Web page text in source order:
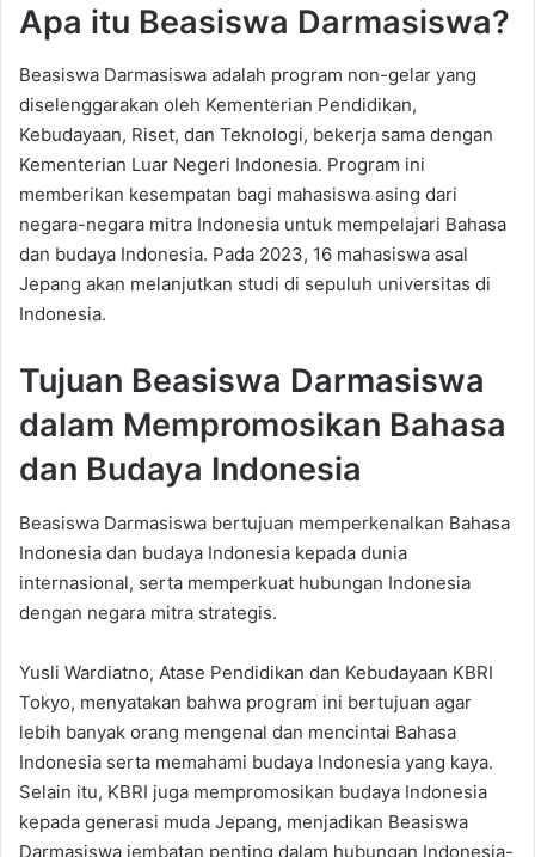
Apa itu Beasiswa Darmasiswa?
Beasiswa Darmasiswa adalah program non-gelar yang
diselenggarakan oleh Kementerian Pendidikan,
Kebudayaan, Riset, dan Teknologi, bekerja sama dengan
Kementerian Luar Negeri Indonesia. Program ini
memberikan kesempatan bagi mahasiswa asing dari
negara-negara mitra Indonesia untuk mempelajari Bahasa
dan budaya Indonesia. Pada 2023, 16 mahasiswa asal
Jepang akan melanjutkan studi di sepuluh universitas di
Indonesia.
Tujuan Beasiswa Darmasiswa
dalam Mempromosikan Bahasa
dan Budaya Indonesia
Beasiswa Darmasiswa bertujuan memperkenalkan Bahasa
Indonesia dan budaya Indonesia kepada dunia
internasional, serta memperkuat hubungan Indonesia
dengan negara mitra strategis.
Yusli Wardiatno, Atase Pendidikan dan Kebudayaan KBRI
Tokyo, menyatakan bahwa program ini bertujuan agar
lebih banyak orang mengenal dan mencintai Bahasa
Indonesia serta memahami budaya Indonesia yang kaya.
Selain itu, KBRI juga mempromosikan budaya Indonesia
kepada generasi muda Jepang, menjadikan Beasiswa
Darmasiswa jembatan penting dalam hubungan Indonesia-